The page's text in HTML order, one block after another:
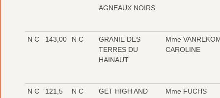
AGNEAUX NOIRS
N C 143,00 N C
GRANIE DES
TERRES DU
HAINAUT
Mme
CAROLINE
N C 121,5 N C
GET HIGH AND
Mme FUCHS